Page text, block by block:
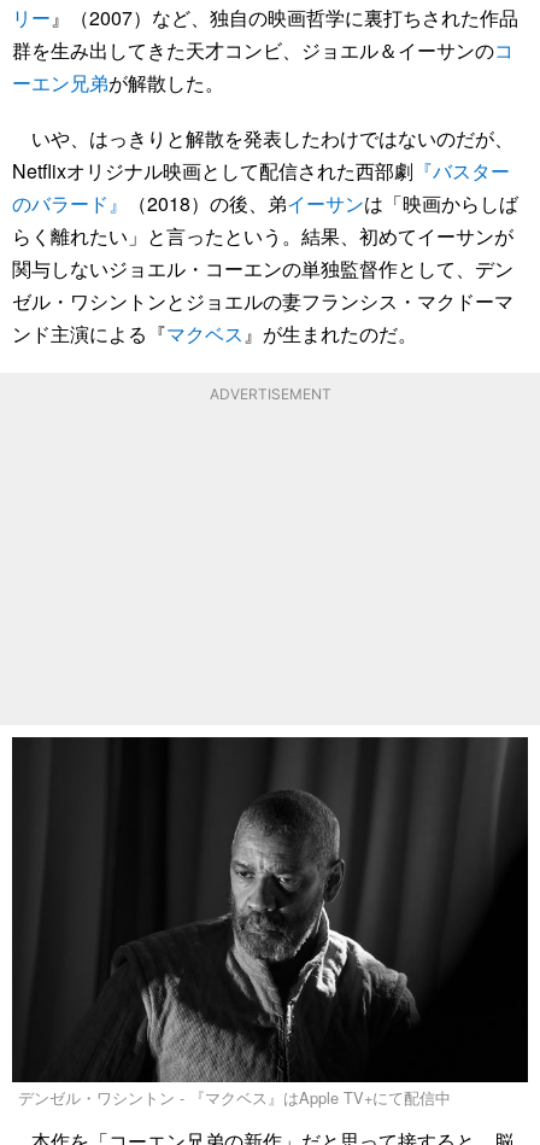
リー』（2007）など、独自の映画哲学に裏打ちされた作品
群を生み出してきた天才コンビ、ジョエル＆イーサンのコ
ーエン兄弟が解散した。
いや、はっきりと解散を発表したわけではないのだが、
Netflixオリジナル映画として配信された西部劇 『バスター
のバラード』
（2018）の後、弟イーサンは「映画からしば
らく離れたい」と言ったという。結果、初めてイーサンが
関与しないジョエル・コーエンの単独監督作として、デン
ゼル・ワシントンとジョエルの妻フランシス・マクドーマ
ンド主演による『マクベス』が生まれたのだ。
ADVERTISEMENT
デンゼル・ワシントン - 『マクベス』はApple TV+にて配信中